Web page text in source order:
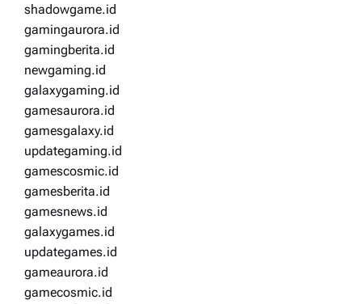
shadowgame.id
gamingaurora.id
gamingberita.id
newgaming.id
galaxygaming.id
gamesaurora.id
gamesgalaxy.id
updategaming.id
gamescosmic.id
gamesberita.id
gamesnews.id
galaxygames.id
updategames.id
gameaurora.id
gamecosmic.id